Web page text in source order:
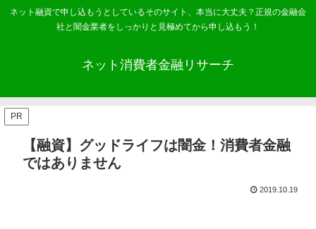
ネット融資で申し込もうとしているそのサイト、本当に大丈夫？正規の金融会
社と闇金業者をしっかりと見極めてから申し込もう！
ネット消費者金融リサーチ
PR
【融資】グッドライフは闇金！消費者金融
ではありません
2019.10.19